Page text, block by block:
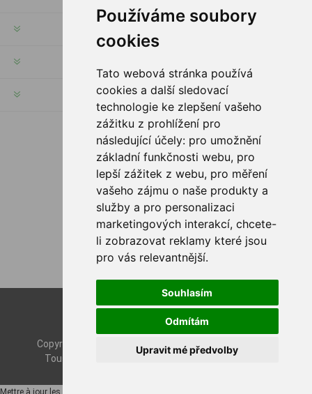
Používáme soubory
cookies
Tato webová stránka používá
cookies a další sledovací
technologie ke zlepšení vašeho
zážitku z prohlížení pro
následující účely: pro umožnění
základní funkčnosti webu, pro
lepší zážitek z webu, pro měření
vašeho zájmu o naše produkty a
služby a pro personalizaci
marketingových interakcí, chcete-
li zobrazovat reklamy které jsou
pro vás relevantnější.
Souhlasím
Odmítám
Upravit mé předvolby
SERVICES
SUIVEZ NOUS
OPTIONS DE PAIEMENT
Nop-Templates.com
Copyright © 2026 Rybashop CZ. Tous droits réservés.
Tous les prix sont TTC à l'exception de
l'expédition
Mettre à jour les préférences des cookies